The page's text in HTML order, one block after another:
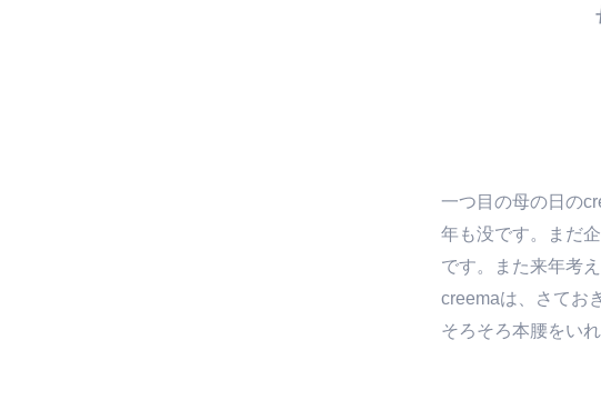
一つ目の母の日の
年も没です。まだ
です。また来年考え
creemaは、さてお
そろそろ本腰をい